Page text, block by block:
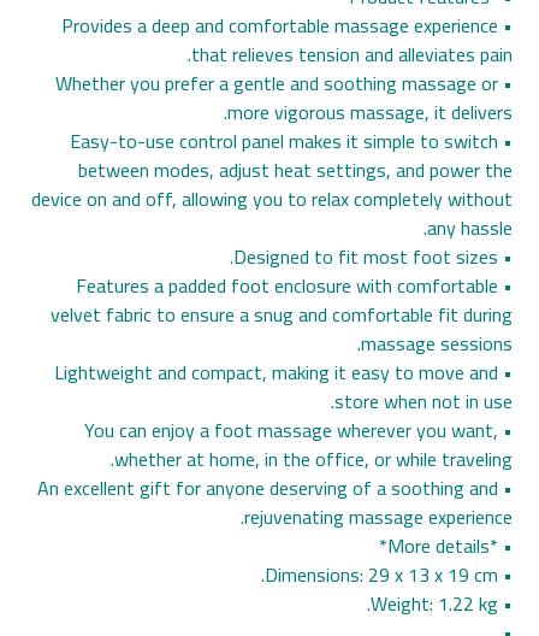
• Provides a deep and comfortable massage experience
that relieves tension and alleviates pain.
• Whether you prefer a gentle and soothing massage or
more vigorous massage, it delivers.
• Easy-to-use control panel makes it simple to switch
between modes, adjust heat settings, and power the
device on and off, allowing you to relax completely without
any hassle.
• Designed to fit most foot sizes.
• Features a padded foot enclosure with comfortable
velvet fabric to ensure a snug and comfortable fit during
massage sessions.
• Lightweight and compact, making it easy to move and
store when not in use.
• You can enjoy a foot massage wherever you want,
whether at home, in the office, or while traveling.
• An excellent gift for anyone deserving of a soothing and
rejuvenating massage experience.
• *More details*
• Dimensions: 29 x 13 x 19 cm.
• Weight: 1.22 kg.